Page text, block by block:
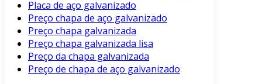
Placa de aço galvanizado
Preço chapa de aço galvanizado
Preço chapa galvanizada
Preço chapa galvanizada lisa
Preço da chapa galvanizada
Preço de chapa de aço galvanizado